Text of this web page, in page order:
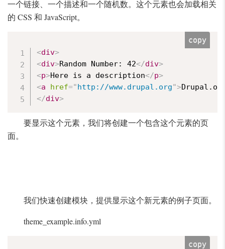
一个链接、一个描述和一个随机数。这个元素也会加载相关
的 CSS 和 JavaScript。
<div>
<div>Random Number: 42</div>
<p>Here is a description</p>
<a href="http://www.drupal.org">
</div>
copy
要显示这个元素，我们将创建一个包含这个元素的页
面。
我们快速创建模块，提供显示这个新元素的例子页面。
theme_example.info.yml
copy